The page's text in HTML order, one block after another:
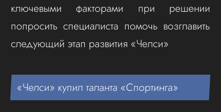
ключевыми факторами при решении
попросить специалиста помочь возглавить
следующий этап развития «Челси»
«Челси» купил таланта «Спортинга»